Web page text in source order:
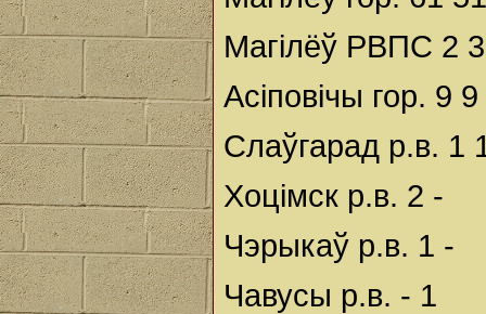
Магілёў РВПС 2 3
Асіповічы гор. 9 9
Слаўгарад р.в. 1
Хоцімск р.в. 2 -
Чэрыкаў р.в. 1 -
Чавусы р.в. - 1